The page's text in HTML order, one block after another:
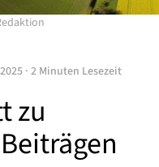
zu
· 2 Minuten Lesezeit